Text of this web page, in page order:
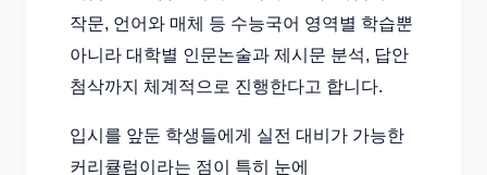
작문, 언어와 매체 등 수능국어 영역별 학습뿐
아니라 대학별 인문논술과 제시문 분석, 답안
첨삭까지 체계적으로 진행한다고 합니다.
입시를 앞둔 학생들에게 실전 대비가 가능한
커리큘럼이라는 점이 특히 눈에